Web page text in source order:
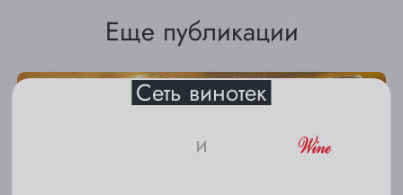
Еще публикации
Сеть винотек
и